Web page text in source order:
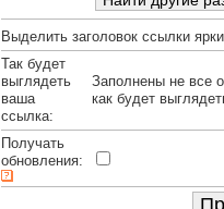
Выделить заголовок ссылки
Так будет
выглядеть
ваша
ссылка:
Заполнены не все
как будет
Получать
обновления: